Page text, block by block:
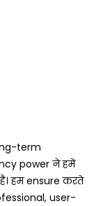
term
power ने हमें
हम ensure करते
user-